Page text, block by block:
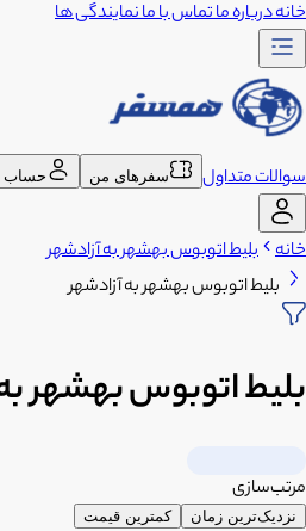
خانهدرباره ماتماس با مانمایندگی ها
سوالات متداول سفرهای من حساب
خانه بلیط اتوبوس بهشهر به آزادشهر
بلیط اتوبوس بهشهر به آزادشهر
بلیط اتوبوس بهشهر
مرتب‌سازی
نزدیک‌ترین زمان کمترین قیمت